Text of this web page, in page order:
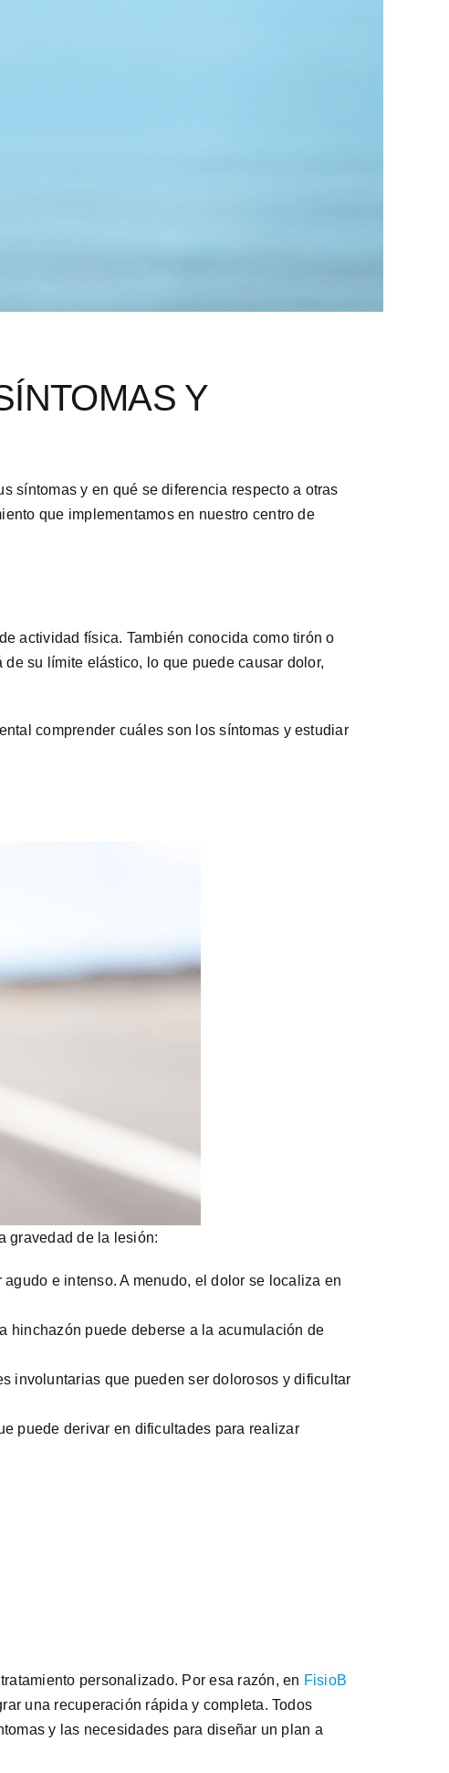
Y
síntomas y en qué se diferencia respecto a otras
que implementamos en nuestro centro de
actividad física. También conocida como tirón o
su límite elástico, lo que puede causar dolor,
comprender cuáles son los síntomas y estudiar
gravedad de la lesión:
e intenso. A menudo, el dolor se localiza en
hinchazón puede deberse a la acumulación de
involuntarias que pueden ser dolorosos y dificultar
puede derivar en dificultades para realizar
personalizado. Por esa razón, en FisioB
una recuperación rápida y completa. Todos
y las necesidades para diseñar un plan a